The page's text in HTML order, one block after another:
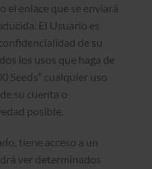
el enlace que se enviará
El Usuario es
de su
los usos que haga de
Seeds” cualquier uso
su cuenta o
posible.
tiene acceso a un
ver determinados